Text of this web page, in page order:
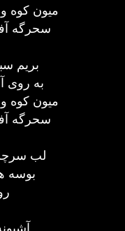
میون کوه
سحرگه
بریم
به روی
میون کوه
سحرگه
لب
بوسه